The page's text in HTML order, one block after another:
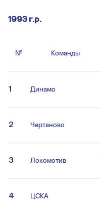
1993 г.р.
№ Команды
1 Динамо
2 Чертаново
3 Локомотив
4 ЦСКА